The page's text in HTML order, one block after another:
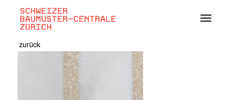
zurück